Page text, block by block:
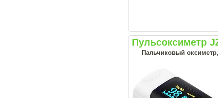
Пульсоксиметр
Пальчиковый оксиметр,